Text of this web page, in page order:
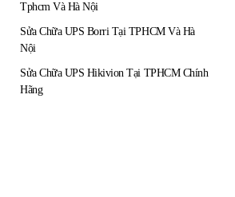
Tphcm Và Hà Nội
Sửa Chữa UPS Borri Tại TPHCM Và Hà
Nội
Sửa Chữa UPS Hikivion Tại TPHCM Chính
Hãng